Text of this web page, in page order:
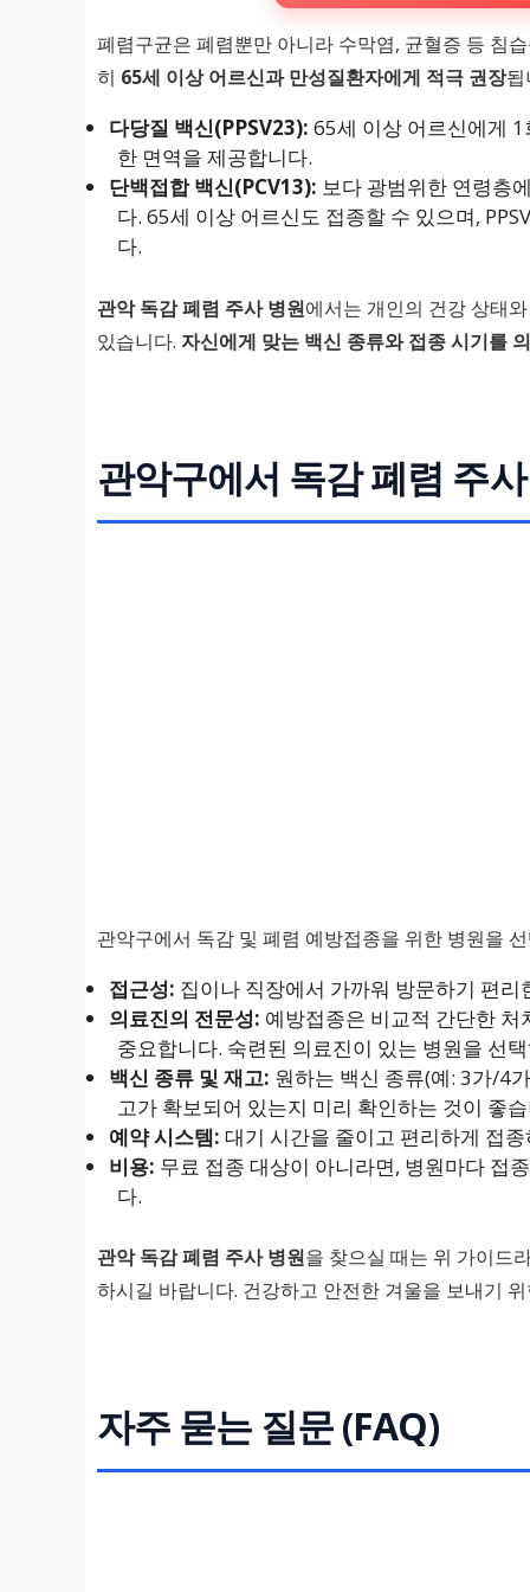
폐렴구균은 폐렴뿐만 아니라 수막염, 균혈증 등 침
히 65세 이상 어르신과 만성질환자에게 적극 권장됩
다당질 백신(PPSV23): 65세 이상 어르신에게
한 면역을 제공합니다.
단백접합 백신(PCV13): 보다 광범위한 연령층
다. 65세 이상 어르신도 접종할 수 있으며,
다.
관악 독감 폐렴 주사 병원에서는 개인의 건강 상태
있습니다. 자신에게 맞는 백신 종류와 접종 시기를
관악구에서 독감 폐렴 주
관악구에서 독감 및 폐렴 예방접종을 위한 병원을
접근성: 집이나 직장에서 가까워 방문하기 편리
의료진의 전문성: 예방접종은 비교적 간단한
중요합니다. 숙련된 의료진이 있는 병원을 선
백신 종류 및 재고: 원하는 백신 종류(예: 3가/4
고가 확보되어 있는지 미리 확인하는 것이 좋
예약 시스템: 대기 시간을 줄이고 편리하게 접
비용: 무료 접종 대상이 아니라면, 병원마다 접
다.
관악 독감 폐렴 주사 병원을 찾으실 때는 위 가이드
하시길 바랍니다. 건강하고 안전한 겨울을 보내기
자주 묻는 질문 (FAQ)